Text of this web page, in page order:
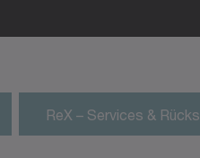
ReX – Services &